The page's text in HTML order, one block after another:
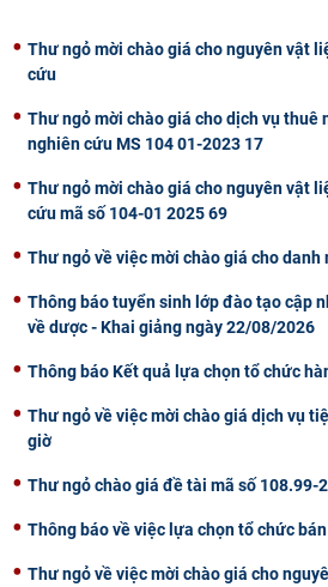
Thư ngỏ mời chào giá cho nguyên vật
cứu
Thư ngỏ mời chào giá cho dịch vụ thuê
nghiên cứu MS 104 01-2023 17
Thư ngỏ mời chào giá cho nguyên vật
cứu mã số 104-01 2025 69
Thư ngỏ về việc mời chào giá cho danh
Thông báo tuyển sinh lớp đào tạo cập
về dược - Khai giảng ngày 22/08/2026
Thông báo Kết quả lựa chọn tổ chức
Thư ngỏ về việc mời chào giá dịch vụ
giờ
Thư ngỏ chào giá đề tài mã số 108.99-
Thông báo về việc lựa chọn tổ chức
Thư ngỏ về việc mời chào giá cho